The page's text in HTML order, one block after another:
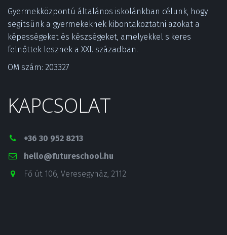
Gyermekközpontú általános iskolánkban célunk, hogy
segítsünk a gyermekeknek kibontakoztatni azokat a
képességeket és készségeket, amelyekkel sikeres
felnőttek lesznek a XXI. században.­
OM szám: 203327
KAPCSOLAT
+36 30 952 8213
hello@futureschool.hu
Fő út 106, Veresegyház, 2112